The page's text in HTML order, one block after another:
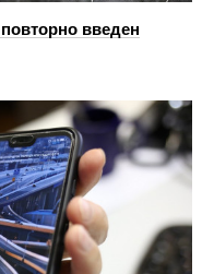
введен